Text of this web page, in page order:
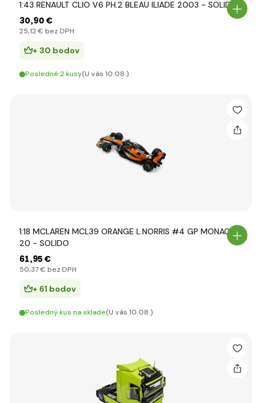
1:43 RENAULT CLIO V6 PH.2 BLEAU ILIADE 2003 - SOLIDO
30,90 €
25,12 € bez DPH
+ 30 bodov
Posledné 2 kusy(U vás 10.08.)
1:18 MCLAREN MCL39 ORANGE L.NORRIS #4 GP MONACO
20 - SOLIDO
61,95 €
50,37 € bez DPH
+ 61 bodov
Posledný kus na sklade(U vás 10.08.)